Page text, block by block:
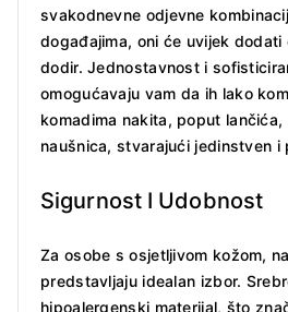
svakodnevne odjevne
događajima, oni će uvijek
dodir. Jednostavnost i
omogućavaju vam da ih lako
komadima nakita, poput lančića,
naušnica, stvarajući jedinstven i
Sigurnost I Udobnost
Za osobe s osjetljivom kožom,
predstavljaju idealan izbor.
hipoalergenski materijal, što